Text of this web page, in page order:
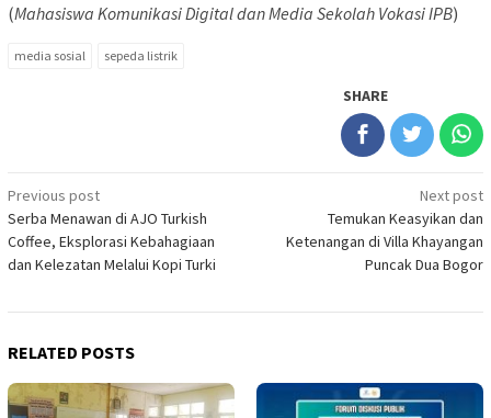
(Mahasiswa Komunikasi Digital dan Media Sekolah Vokasi IPB)
media sosial sepeda listrik
SHARE
Post
navigation
Previous post
Serba Menawan di AJO Turkish
Coffee, Eksplorasi Kebahagiaan
dan Kelezatan Melalui Kopi Turki
Next post
Temukan Keasyikan dan
Ketenangan di Villa Khayangan
Puncak Dua Bogor
RELATED POSTS